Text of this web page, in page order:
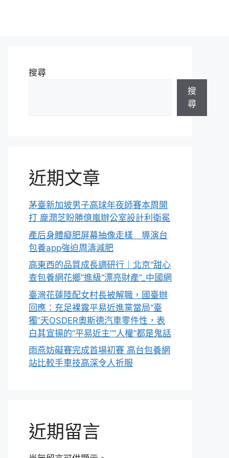
搜尋
搜
尋
近期文章
茅臺新加坡男子高球年夜師賽本周開
打 龐潤芝盼勝億嵐辦公室設計利衛冕
產后身體癡肥屏幕抽像走樣 導演台
包養app強迫周濤減肥
高東西的品質成長調研行｜北京“甜心
查包養網花鄉”進級“漂亮財產”_中國網
臺灣花蓮陸配女村長被解職，國臺辦
回應：充足裸露平易近進黨當局“臺
獨”天OSDER奧斯德汽車零件性，表
白其宣揚的“平易近主”“人權”都是鬼話
雨燕妨礙賽完成首場初賽 高台包養網
站比較手車技高深令人折服
近期留言